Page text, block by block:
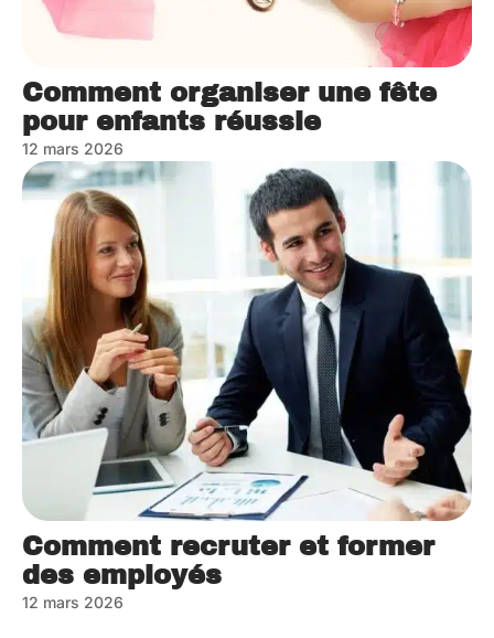
Comment organiser une fête
pour enfants réussie
12 mars 2026
Comment recruter et former
des employés
12 mars 2026